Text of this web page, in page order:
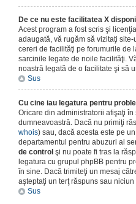
De ce nu este facilitatea X
Acest program a fost scris şi
adaugată, vă rugăm să vizitaţi
cereri de facilităţi pe forumurile de
sarcinile legate de noile facilităţi.
noastră legată de o facilitate şi să
Sus
Cu cine iau legatura pentru
Oricare din administratorii afişaţi
dumneavoastră. Dacă nu primiţi
whois) sau, dacă acesta este pe
departamentul pentru abuzuri al
de control şi nu poate fi tras la
legatura cu grupul phpBB pentru
în sine. Dacă trimiteţi un mesaj
aşteptaţi un terţ răspuns sau niciun
Sus